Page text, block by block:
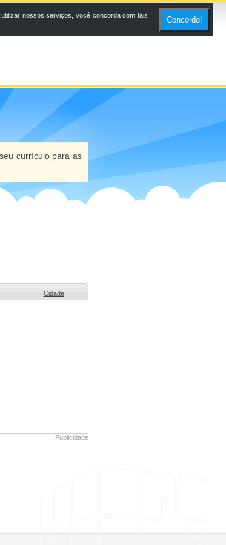
currículo para as
Cidade
Publicidade
nossos serviços, você concorda com tais
Concordo!